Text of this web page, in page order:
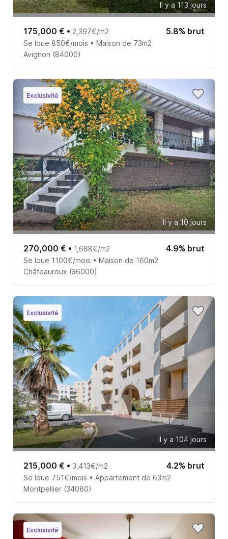
Il y a 113 jours
175,000 € • 2,397€/m2 5.8% brut
Se loue 850€/mois • Maison de 73m2
Avignon (84000)
Exclusivité
Il y a 10 jours
270,000 € • 1,688€/m2 4.9% brut
Se loue 1100€/mois • Maison de 160m2
Châteauroux (36000)
Exclusivité
Il y a 104 jours
215,000 € • 3,413€/m2 4.2% brut
Se loue 751€/mois • Appartement de 63m2
Montpellier (34080)
Exclusivité